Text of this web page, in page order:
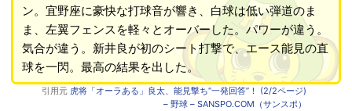
ン。宜野座に豪快な打球音が響き、白球は低い弾道のま
ま、左翼フェンスを軽々とオーバーした。パワーが違う。
気合が違う。新井良が初のシート打撃で、エース能見の直
球を一閃。最高の結果を出した。
引用元 虎将「オーラある」良太、能見撃ち“一発回答”！ (2/2ページ)
– 野球 – SANSPO.COM（サンスポ）